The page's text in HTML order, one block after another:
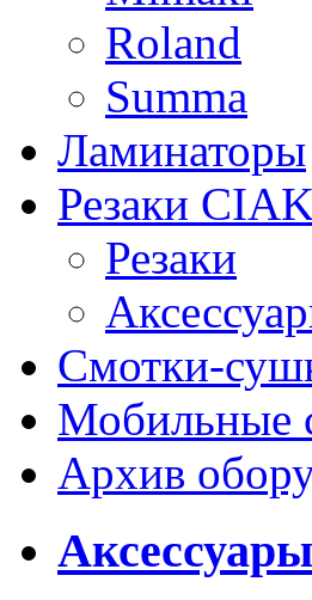
Roland
Summa
Ламинаторы
Резаки CIAK
Резаки
Смотки-
Мобильные
Архив